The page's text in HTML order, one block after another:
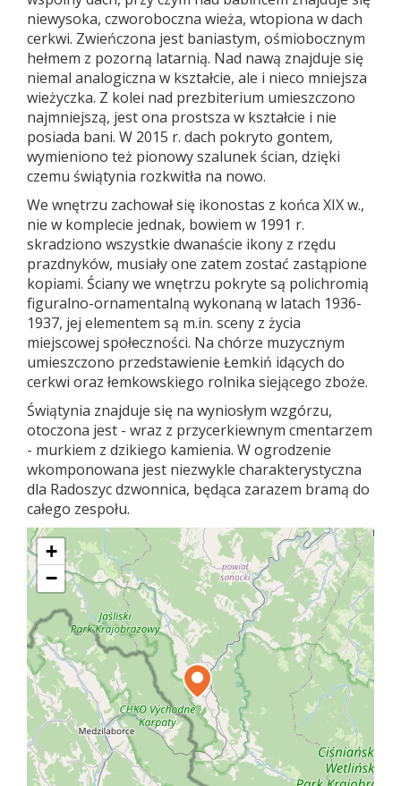
niewysoka, czworoboczna wieża, wtopiona w dach
cerkwi. Zwieńczona jest baniastym, ośmiobocznym
hełmem z pozorną latarnią. Nad nawą znajduje się
niemal analogiczna w kształcie, ale i nieco mniejsza
wieżyczka. Z kolei nad prezbiterium umieszczono
najmniejszą, jest ona prostsza w kształcie i nie
posiada bani. W 2015 r. dach pokryto gontem,
wymieniono też pionowy szalunek ścian, dzięki
czemu świątynia rozkwitła na nowo.
We wnętrzu zachował się ikonostas z końca XIX w.,
nie w komplecie jednak, bowiem w 1991 r.
skradziono wszystkie dwanaście ikony z rzędu
prazdnyków, musiały one zatem zostać zastąpione
kopiami. Ściany we wnętrzu pokryte są polichromią
figuralno-ornamentalną wykonaną w latach 1936-
1937, jej elementem są m.in. sceny z życia
miejscowej społeczności. Na chórze muzycznym
umieszczono przedstawienie Łemkiń idących do
cerkwi oraz łemkowskiego rolnika siejącego zboże.
Świątynia znajduje się na wyniosłym wzgórzu,
otoczona jest - wraz z przycerkiewnym cmentarzem
- murkiem z dzikiego kamienia. W ogrodzenie
wkomponowana jest niezwykle charakterystyczna
dla Radoszyc dzwonnica, będąca zarazem bramą do
całego zespołu.
+
−